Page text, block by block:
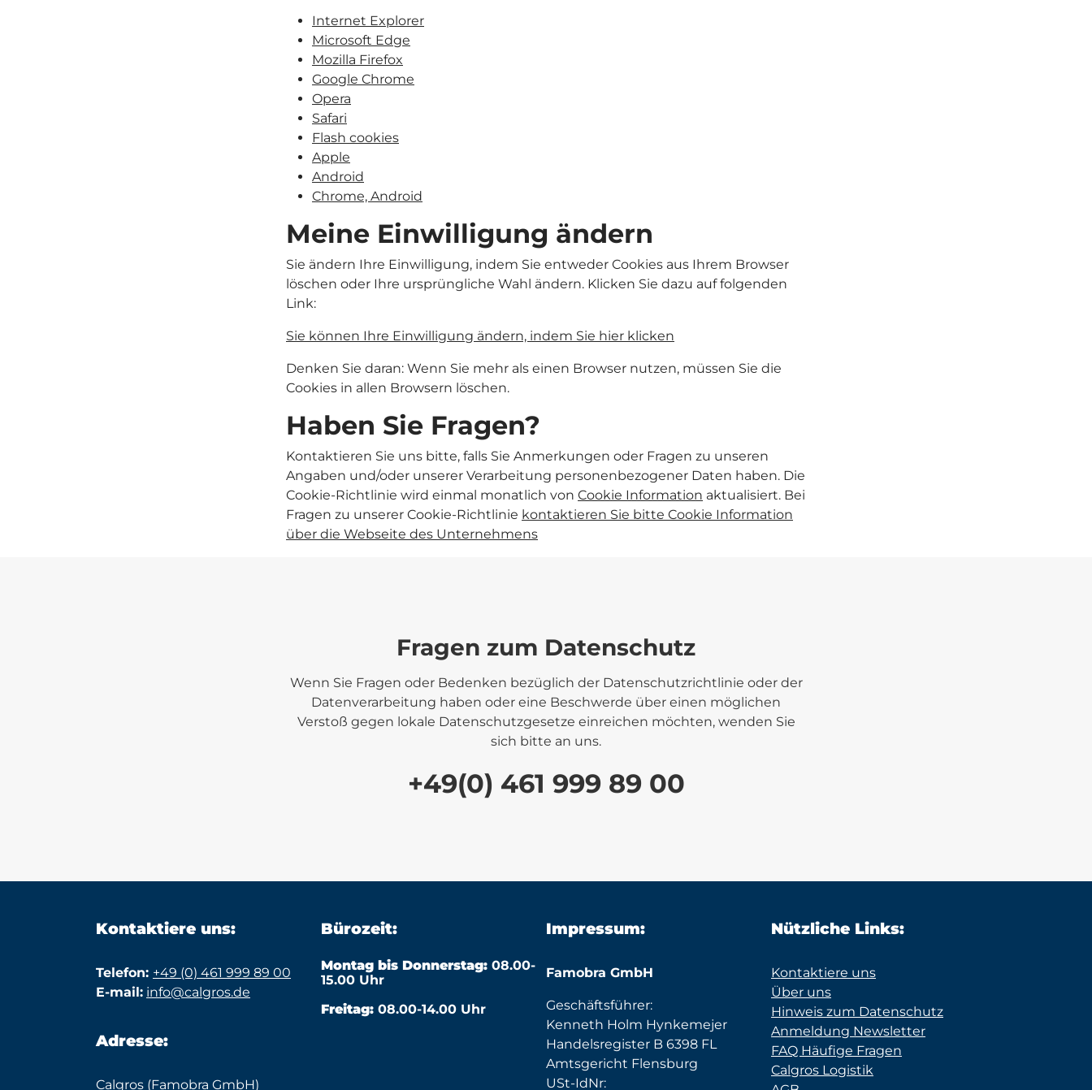
Internet Explorer
Microsoft Edge
Mozilla Firefox
Google Chrome
Opera
Safari
Flash cookies
Apple
Android
Chrome, Android
Meine Einwilligung ändern
Sie ändern Ihre Einwilligung, indem Sie entweder Cookies aus Ihrem Browser
löschen oder Ihre ursprüngliche Wahl ändern. Klicken Sie dazu auf folgenden
Link:
Sie können Ihre Einwilligung ändern, indem Sie hier klicken
Denken Sie daran: Wenn Sie mehr als einen Browser nutzen, müssen Sie die
Cookies in allen Browsern löschen.
Haben Sie Fragen?
Kontaktieren Sie uns bitte, falls Sie Anmerkungen oder Fragen zu unseren
Angaben und/oder unserer Verarbeitung personenbezogener Daten haben. Die
Cookie-Richtlinie wird einmal monatlich von Cookie Information aktualisiert. Bei
Fragen zu unserer Cookie-Richtlinie kontaktieren Sie bitte Cookie Information
über die Webseite des Unternehmens
Fragen zum Datenschutz
Wenn Sie Fragen oder Bedenken bezüglich der Datenschutzrichtlinie oder der
Datenverarbeitung haben oder eine Beschwerde über einen möglichen
Verstoß gegen lokale Datenschutzgesetze einreichen möchten, wenden Sie
sich bitte an uns.
+49(0) 461 999 89 00
Kontaktiere uns:
Telefon: +49 (0) 461 999 89 00
E-mail: info@calgros.de
Adresse:
Calgros (Famobra GmbH)
Bürozeit:
Montag bis Donnerstag: 08.00-
15.00 Uhr
Freitag: 08.00-14.00 Uhr
Impressum:
Famobra GmbH
Geschäftsführer:
Kenneth Holm Hynkemejer
Handelsregister B 6398 FL
Amtsgericht Flensburg
USt-IdNr:
Nützliche Links:
Kontaktiere uns
Über uns
Hinweis zum Datenschutz
Anmeldung Newsletter
FAQ Häufige Fragen
Calgros Logistik